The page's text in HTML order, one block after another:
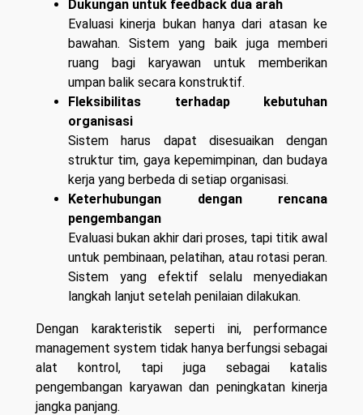
Dukungan untuk feedback dua arah
Evaluasi kinerja bukan hanya dari atasan ke
bawahan. Sistem yang baik juga memberi
ruang bagi karyawan untuk memberikan
umpan balik secara konstruktif.
Fleksibilitas terhadap kebutuhan
organisasi
Sistem harus dapat disesuaikan dengan
struktur tim, gaya kepemimpinan, dan budaya
kerja yang berbeda di setiap organisasi.
Keterhubungan dengan rencana
pengembangan
Evaluasi bukan akhir dari proses, tapi titik awal
untuk pembinaan, pelatihan, atau rotasi peran.
Sistem yang efektif selalu menyediakan
langkah lanjut setelah penilaian dilakukan.
Dengan karakteristik seperti ini, performance
management system tidak hanya berfungsi sebagai
alat kontrol, tapi juga sebagai katalis
pengembangan karyawan dan peningkatan kinerja
jangka panjang.